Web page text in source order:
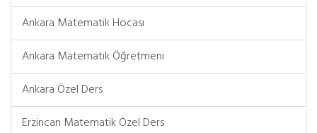
Ankara Matematik Hocası
Ankara Matematik Öğretmeni
Ankara Özel Ders
Erzincan Matematik Özel Ders